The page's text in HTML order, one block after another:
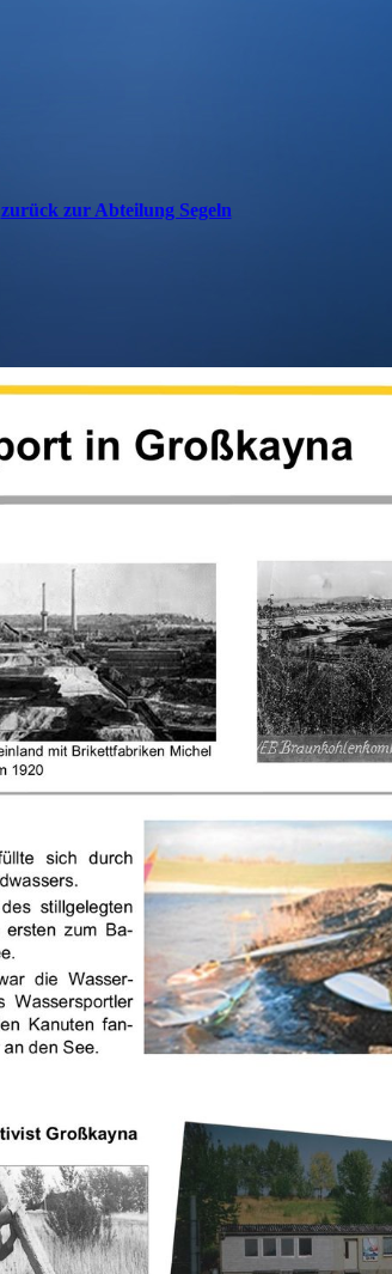
zurück zur Abteilung Segeln